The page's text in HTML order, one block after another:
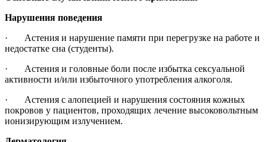
Нарушения поведения
· Астения и нарушение памяти при перегрузке на работе и
недостатке сна (студенты).
· Астения и головные боли после избытка сексуальной
активности и/или избыточного употребления алкоголя.
· Астения с алопецией и нарушения состояния кожных
покровов у пациентов, проходящих лечение высоковольтным
ионизирующим излучением.